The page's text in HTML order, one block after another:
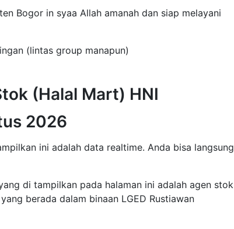
Bogor in syaa Allah amanah dan siap melayani
(lintas group manapun)
(Halal Mart) HNI
2026
ini adalah data realtime. Anda bisa langsung
di tampilkan pada halaman ini adalah agen stok
yang berada dalam binaan LGED Rustiawan